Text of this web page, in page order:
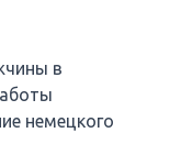
в
немецкого